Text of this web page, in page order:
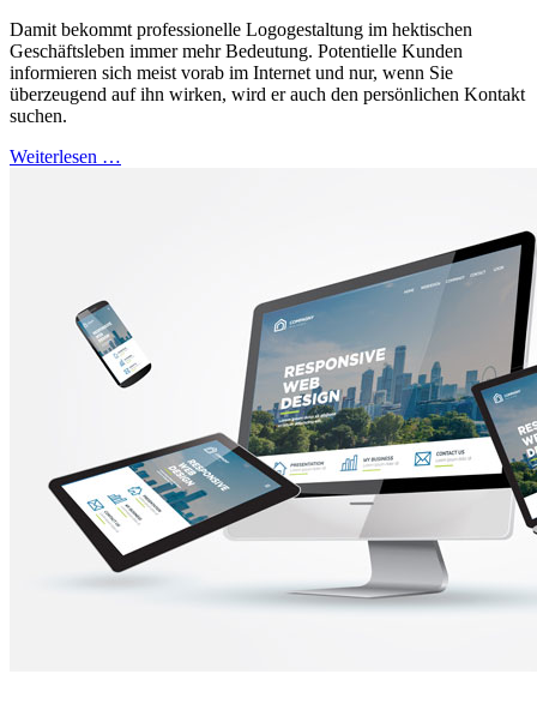
Damit bekommt professionelle Logogestaltung im hektischen
Geschäftsleben immer mehr Bedeutung. Potentielle Kunden
informieren sich meist vorab im Internet und nur, wenn Sie
überzeugend auf ihn wirken, wird er auch den persönlichen Kontakt
suchen.
Weiterlesen …